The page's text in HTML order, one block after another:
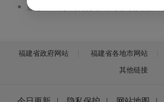
鼓楼区医疗机构行政许可事项受理汇总
福建省政府网站 福建省各地市网站
其他链接